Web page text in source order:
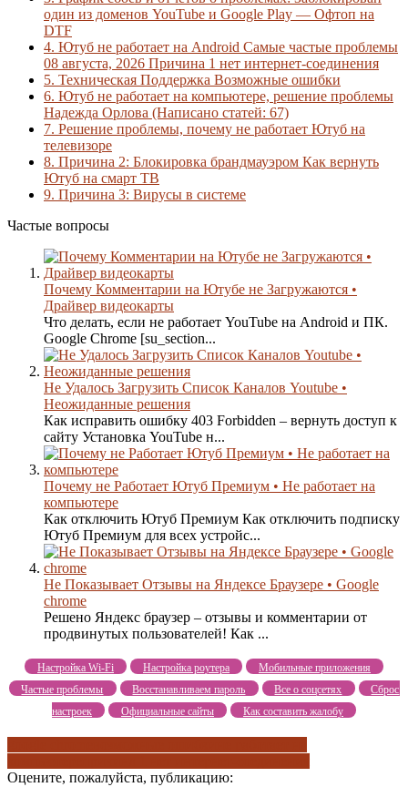
один из доменов YouTube и Google Play — Офтоп на
DTF
4. Ютуб не работает на Android Самые частые проблемы
08 августа, 2026 Причина 1 нет интернет-соединения
5. Техническая Поддержка Возможные ошибки
6. Ютуб не работает на компьютере, решение проблемы
Надежда Орлова (Написано статей: 67)
7. Решение проблемы, почему не работает Ютуб на
телевизоре
8. Причина 2: Блокировка брандмауэром Как вернуть
Ютуб на смарт ТВ
9. Причина 3: Вирусы в системе
Частые вопросы
Почему Комментарии на Ютубе не Загружаются •
Драйвер видеокарты
Что делать, если не работает YouTube на Android и ПК.
Google Chrome [su_section...
Не Удалось Загрузить Список Каналов Youtube •
Неожиданные решения
Как исправить ошибку 403 Forbidden – вернуть доступ к
сайту Установка YouTube н...
Почему не Работает Ютуб Премиум • Не работает на
компьютере
Как отключить Ютуб Премиум Как отключить подписку
Ютуб Премиум для всех устройс...
Не Показывает Отзывы на Яндексе Браузере • Google
chrome
Решено Яндекс браузер – отзывы и комментарии от
продвинутых пользователей! Как ...
Настройка Wi-Fi Настройка роутера
Мобильные приложения
Частые проблемы
Восстанавливаем пароль Все о соцсетях
Сброс
настроек
Официальные сайты Как составить жалобу
Оцените, пожалуйста, публикацию: